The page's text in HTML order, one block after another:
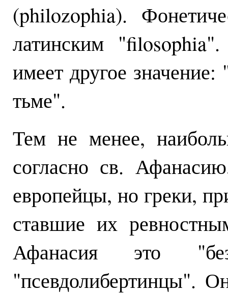
(philozophia).
латинским
имеет другое
тьме".
Тем не менее,
согласно св.
европейцы, но греки,
ставшие их
Афанасия это
"псевдолибертинцы".